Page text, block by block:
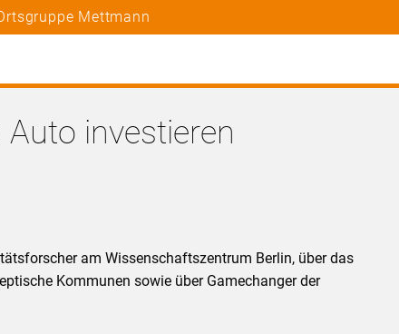
Mettmann
investieren
am Wissenschaftszentrum Berlin, über das
Kommunen sowie über Gamechanger der